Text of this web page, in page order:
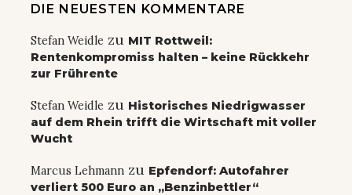
DIE NEUESTEN KOMMENTARE
Stefan Weidle zu MIT Rottweil:
Rentenkompromiss halten – keine Rückkehr
zur Frührente
Stefan Weidle zu Historisches Niedrigwasser
auf dem Rhein trifft die Wirtschaft mit voller
Wucht
Marcus Lehmann zu Epfendorf: Autofahrer
verliert 500 Euro an „Benzinbettler“